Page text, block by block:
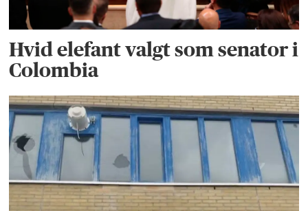
Hvid elefant valgt som senator i
Colombia